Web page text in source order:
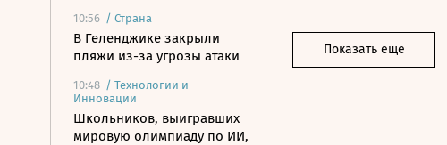
10:56 / Страна
В Геленджике закрыли
пляжи из-за угрозы атаки
10:48 / Технологии и
Инновации
Школьников, выигравших
мировую олимпиаду по ИИ,
Показать еще